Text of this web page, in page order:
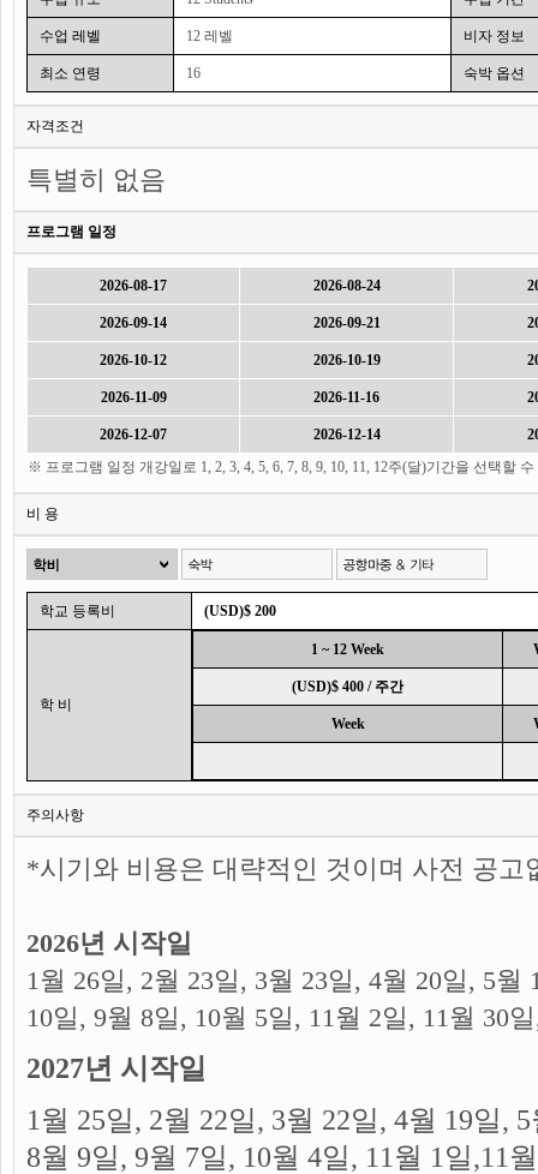
수업 레벨 12 레벨 비자 정보
최소 연령 16 숙박 옵션
자격조건
특별히 없음
프로그램 일정
2026-08-17 2026-08-24
2026-09-14 2026-09-21
2026-10-12 2026-10-19
2026-11-09 2026-11-16
2026-12-07 2026-12-14
※ 프로그램 일정 개강일로 1, 2, 3, 4, 5, 6, 7, 8, 9, 10, 11, 12주(달)기간을 선택할
비 용
학교 등록비 (USD)$ 200
학 비
1 ~ 12 Week
(USD)$ 400 / 주간
Week
주의사항
*시기와 비용은 대략적인 것이며 사전 공고
2026년 시작일
1월 26일, 2월 23일, 3월 23일, 4월 20일, 5월
10일, 9월 8일, 10월 5일, 11월 2일, 11월 30
2027년 시작일
1 월 25일, 2월 22일, 3월 22일, 4월 19일, 5
8월 9일, 9월 7일, 10월 4일, 11 월 1 일,11 월